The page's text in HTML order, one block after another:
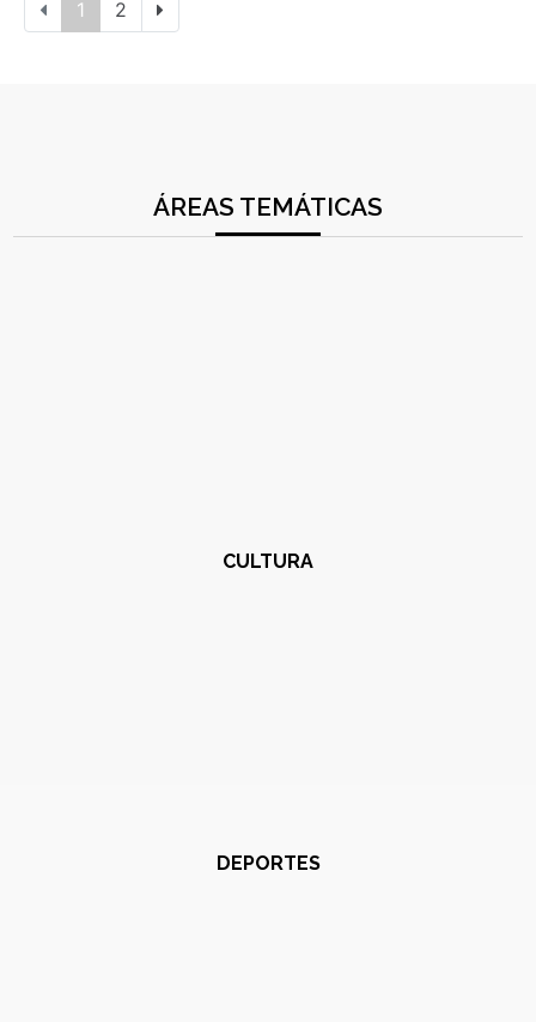
1 2
ÁREAS TEMÁTICAS
CULTURA
DEPORTES